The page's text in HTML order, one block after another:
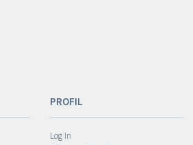
PROFIL
Log In